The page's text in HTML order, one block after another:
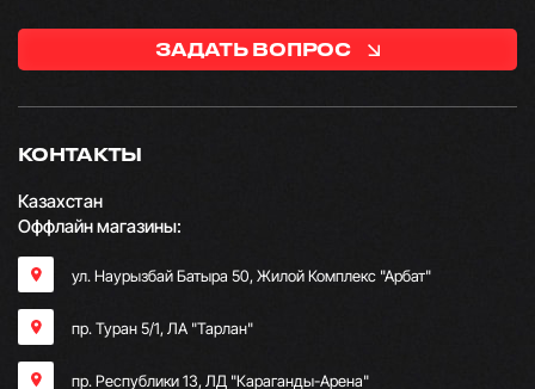
КОНТАКТЫ
Казахстан
Оффлайн магазины:
ул. Наурызбай Батыра 50, Жилой Комплекс "Арбат"
пр. Туран 5/1, ЛА "Тарлан"
пр. Республики 13, ​ЛД "Караганды-Арена"
ЗАДАТЬ ВОПРОС